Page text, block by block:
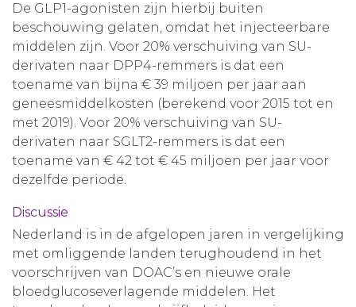
De GLP1-agonisten zijn hierbij buiten
beschouwing gelaten, omdat het injecteerbare
middelen zijn. Voor 20% verschuiving van SU-
derivaten naar DPP4-remmers is dat een
toename van bijna € 39 miljoen per jaar aan
geneesmiddelkosten (berekend voor 2015 tot en
met 2019). Voor 20% verschuiving van SU-
derivaten naar SGLT2-remmers is dat een
toename van € 42 tot € 45 miljoen per jaar voor
dezelfde periode.
Discussie
Nederland is in de afgelopen jaren in vergelijking
met omliggende landen terughoudend in het
voorschrijven van DOAC’s en nieuwe orale
bloedglucoseverlagende middelen. Het